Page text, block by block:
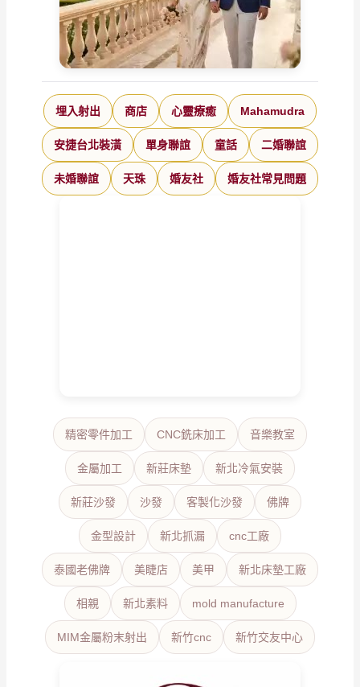
埋入射出 商店 心靈療癒 Mahamudra
安捷台北裝潢 單身聯誼 童話 二婚聯誼
未婚聯誼 天珠 婚友社 婚友社常見問題
精密零件加工 CNC銑床加工 音樂教室
金屬加工 新莊床墊 新北冷氣安裝
新莊沙發 沙發 客製化沙發 佛牌
金型設計 新北抓漏 cnc工廠
泰國老佛牌 美睫店 美甲 新北床墊工廠
相親 新北素料 mold manufacture
MIM金屬粉末射出 新竹cnc 新竹交友中心